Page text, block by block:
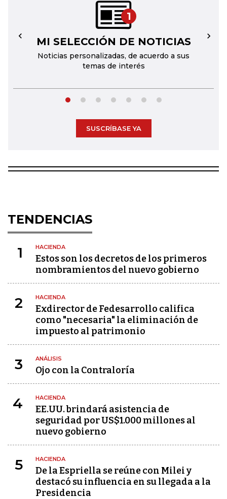
1
MI SELECCIÓN DE NOTICIAS
Noticias personalizadas, de acuerdo a sus
temas de interés
← →
SUSCRÍBASE YA
TENDENCIAS
1 HACIENDA
Estos son los decretos de los primeros
nombramientos del nuevo gobierno
2 HACIENDA
Exdirector de Fedesarrollo califica
como "necesaria" la eliminación de
impuesto al patrimonio
3 ANÁLISIS
Ojo con la Contraloría
4 HACIENDA
EE.UU. brindará asistencia de
seguridad por US$1.000 millones al
nuevo gobierno
5 HACIENDA
De la Espriella se reúne con Milei y
destacó su influencia en su llegada a la
Presidencia